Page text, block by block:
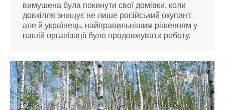
вимушена була покинути свої домівки, коли
довкілля знищує не лише російський окупант,
але й українець, найправильнішим рішенням у
нашій організації було продовжувати роботу.